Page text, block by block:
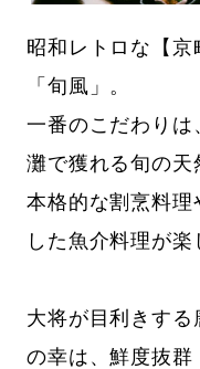
昭和レトロな【
「旬風」。
一番のこだわり
灘で獲れる旬の天
本格的な割烹料理
した魚介料理が楽
大将が目利きす
の幸は、鮮度抜群